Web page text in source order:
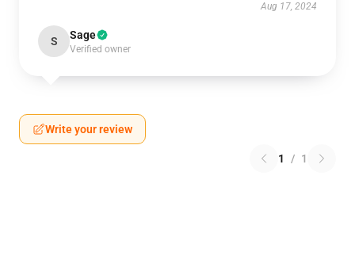
Aug 17, 2024
S Sage
Verified owner
Write your review
1 / 1